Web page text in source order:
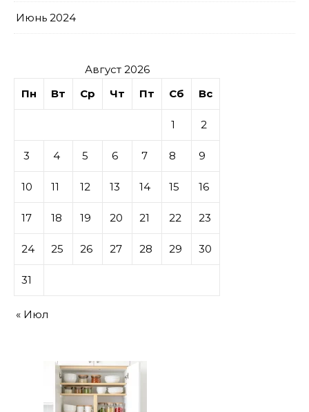
Июнь 2024
Август 2026
Пн
Вт Ср Чт Пт Сб Вс
1 2
3 4 5 6 7 8 9
10 11 12 13 14 15 16
17 18 19 20 21 22 23
24 25 26 27 28 29 30
31
« Июл